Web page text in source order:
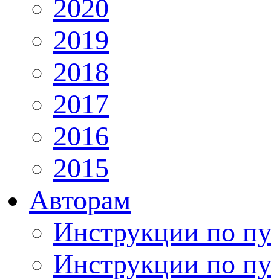
2020
2019
2018
2017
2016
2015
Авторам
Инструкции по
Инструкции по